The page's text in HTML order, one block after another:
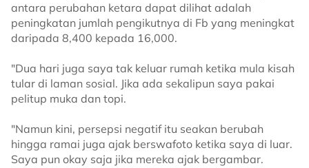
antara perubahan ketara dapat dilihat adalah
peningkatan jumlah pengikutnya di Fb yang meningkat
daripada 8,400 kepada 16,000.
"Dua hari juga saya tak keluar rumah ketika mula kisah
tular di laman sosial. Jika ada sekalipun saya pakai
pelitup muka dan topi.
"Namun kini, persepsi negatif itu seakan berubah
hingga ramai juga ajak berswafoto ketika saya di luar.
Saya pun okay saja jika mereka ajak bergambar.